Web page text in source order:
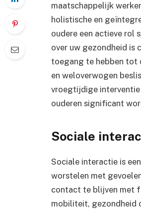
maatschappelijk
holistische en
oudere een actieve rol
over uw gezondheid is
toegang te hebben tot
en weloverwogen
vroegtijdige
ouderen significant
Sociale
Sociale interactie is
worstelen met
contact te blijven met
mobiliteit, gezondheid